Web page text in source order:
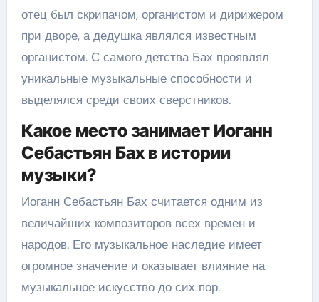
отец был скрипачом, органистом и дирижером
при дворе, а дедушка являлся известным
органистом. С самого детства Бах проявлял
уникальные музыкальные способности и
выделялся среди своих сверстников.
Какое место занимает Иоганн
Себастьян Бах в истории
музыки?
Иоганн Себастьян Бах считается одним из
величайших композиторов всех времен и
народов. Его музыкальное наследие имеет
огромное значение и оказывает влияние на
музыкальное искусство до сих пор.